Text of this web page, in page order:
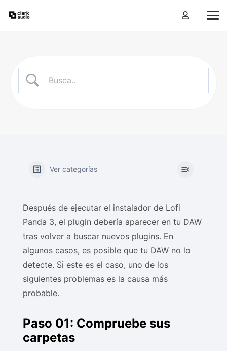
Ver categorías
Después de ejecutar el instalador de Lofi
Panda 3, el plugin debería aparecer en tu DAW
tras volver a buscar nuevos plugins. En
algunos casos, es posible que tu DAW no lo
detecte. Si este es el caso, uno de los
siguientes problemas es la causa más
probable.
Paso 01: Compruebe sus
carpetas